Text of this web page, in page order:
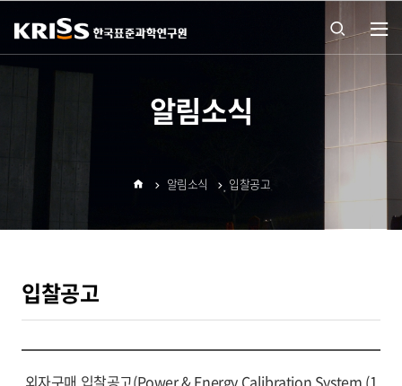
열기
알림소식
입찰공고
알림소식 입찰공고
외자구매 입찰공고(Power & Energy Calibration System (1